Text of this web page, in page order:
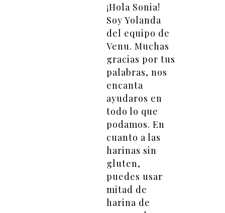
¡Hola Sonia!
Soy Yolanda
del equipo de
Venu. Muchas
gracias por tus
palabras, nos
encanta
ayudaros en
todo lo que
podamos. En
cuanto a las
harinas sin
gluten,
puedes usar
mitad de
harina de